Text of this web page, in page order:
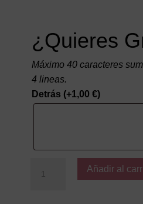
¿Quieres
Máximo 40 caracteres
4 lineas.
Detrás (+1,00 €)
cantidad
Añadir al